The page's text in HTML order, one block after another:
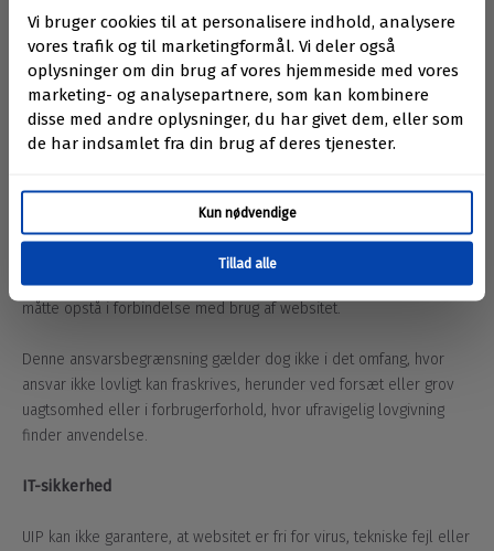
Ansvarsbegrænsning
Websitet og dets indhold stilles til rådighed"som det er" og "som
tilgængeligt".
er korrekte, fuldstændige eller opdaterede.
I det omfang det er tilladt efter dansk ret, er UIP ikke ansvarlig for
direkte eller indirekte tab, driftstab, datatab eller følgeskader, der
måtte opstå i forbindelse med brug af websitet.
Denne ansvarsbegrænsning gælder dog ikke i det omfang, hvor
ansvar ikke lovligt kan fraskrives, herunder ved forsæt eller grov
uagtsomhed eller i forbrugerforhold, hvor ufravigelig lovgivning
finder anvendelse.
IT-sikkerhed
UIP kan ikke garantere, at websitet er fri for virus, tekniske fejl eller